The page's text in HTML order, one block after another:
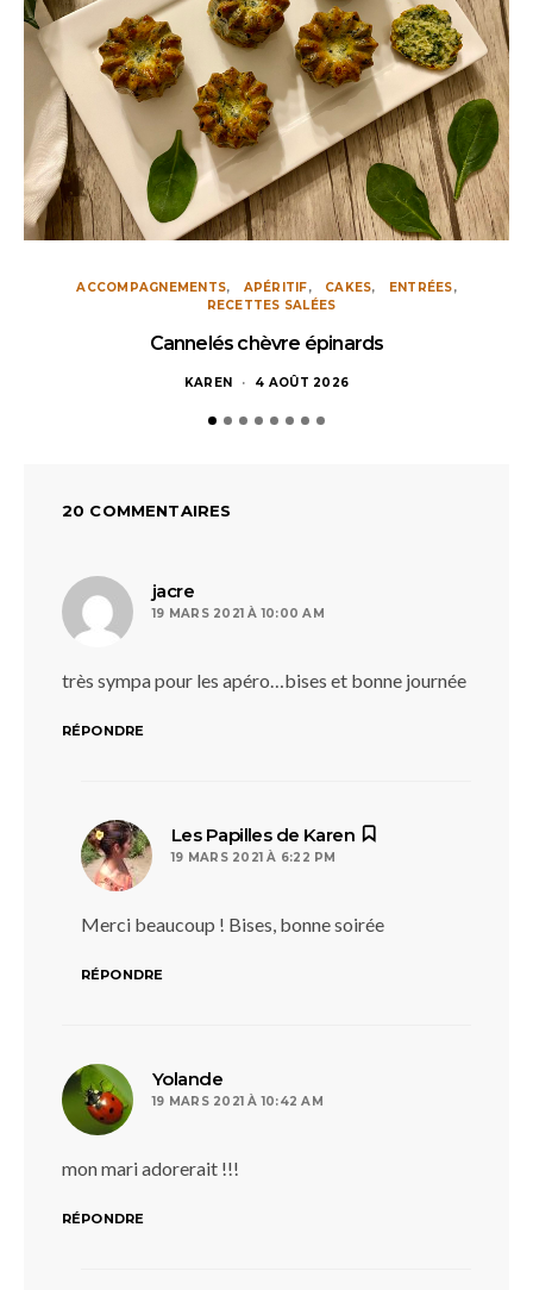
ACCOMPAGNEMENTS APÉRITIF CAKES
ENTRÉES
RECETTES SALÉES
Cannelés chèvre épinards
KAREN 4 AOÛT 2026
20 COMMENTAIRES
jacre
19 MARS 2021 À 10:00 AM
très sympa pour les apéro…bises et bonne journée
RÉPONDRE
Les Papilles de Karen
19 MARS 2021 À 6:22 PM
Merci beaucoup ! Bises, bonne soirée
RÉPONDRE
Yolande
19 MARS 2021 À 10:42 AM
mon mari adorerait !!!
RÉPONDRE